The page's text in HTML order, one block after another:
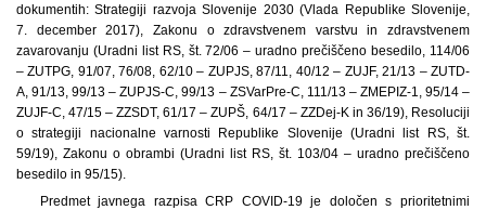
dokumentih: Strategiji razvoja Slovenije 2030 (Vlada Republike Slovenije,
7. december 2017), Zakonu o zdravstvenem varstvu in zdravstvenem
zavarovanju (Uradni list RS, št. 72/06 – uradno prečiščeno besedilo, 114/06
– ZUTPG, 91/07, 76/08, 62/10 – ZUPJS, 87/11, 40/12 – ZUJF, 21/13 – ZUTD-
A, 91/13, 99/13 – ZUPJS-C, 99/13 – ZSVarPre-C, 111/13 – ZMEPIZ-1, 95/14 –
ZUJF-C, 47/15 – ZZSDT, 61/17 – ZUPŠ, 64/17 – ZZDej-K in 36/19), Resoluciji
o strategiji nacionalne varnosti Republike Slovenije (Uradni list RS, št.
59/19), Zakonu o obrambi (Uradni list RS, št. 103/04 – uradno prečiščeno
besedilo in 95/15).
Predmet javnega razpisa CRP COVID-19 je določen s prioritetnimi